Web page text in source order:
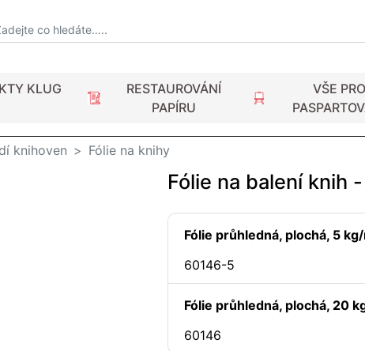
KLUG
RESTAUROVÁNÍ
PAPÍRU
VŠE PRO
knihoven Fólie na knihy
Fólie na balení knih
Fólie průhledná, plochá, 5
60146-5
Fólie průhledná, plochá, 20
60146